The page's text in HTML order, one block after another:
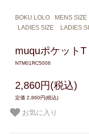
BOKU LOLO MENS SIZE
LADIES SIZE
LADIES
muquポケットT
NTM01RC5006
2,860円(税込)
定価 2,860円(税込)
お気に入り